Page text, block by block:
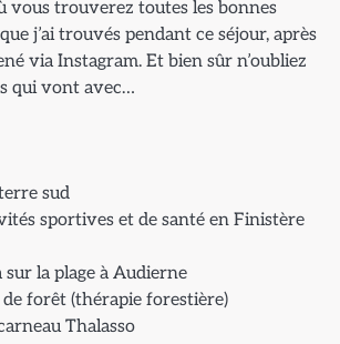
vous trouverez toutes les bonnes
j’ai trouvés pendant ce séjour, après
via Instagram. Et bien sûr n’oubliez
qui vont avec…
sud
sportives et de santé en Finistère
sur la plage à Audierne
de forêt (thérapie forestière)
Thalasso